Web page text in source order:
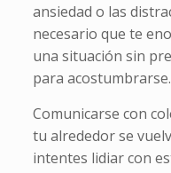
ansiedad o las
necesario que te
una situación sin
para acostumbrarse.
Comunicarse con
tu alrededor se
intentes lidiar con